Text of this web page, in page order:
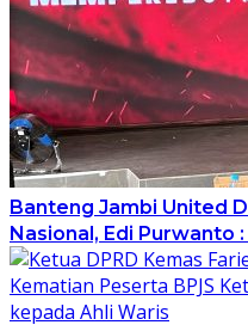
Banteng Jambi United
Nasional, Edi Purwanto